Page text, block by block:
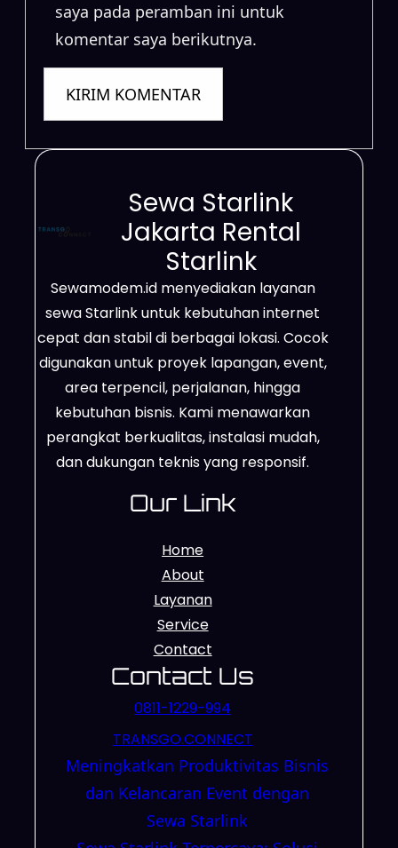
saya pada peramban ini untuk
komentar saya berikutnya.
Sewa Starlink
Jakarta Rental
Starlink
Sewamodem.id menyediakan layanan
sewa Starlink untuk kebutuhan internet
cepat dan stabil di berbagai lokasi. Cocok
digunakan untuk proyek lapangan, event,
area terpencil, perjalanan, hingga
kebutuhan bisnis. Kami menawarkan
perangkat berkualitas, instalasi mudah,
dan dukungan teknis yang responsif.
Our Link
Home
About
Layanan
Service
Contact
Contact Us
0811-1229-994
TRANSGO.CONNECT
Meningkatkan Produktivitas Bisnis
dan Kelancaran Event dengan
Sewa Starlink